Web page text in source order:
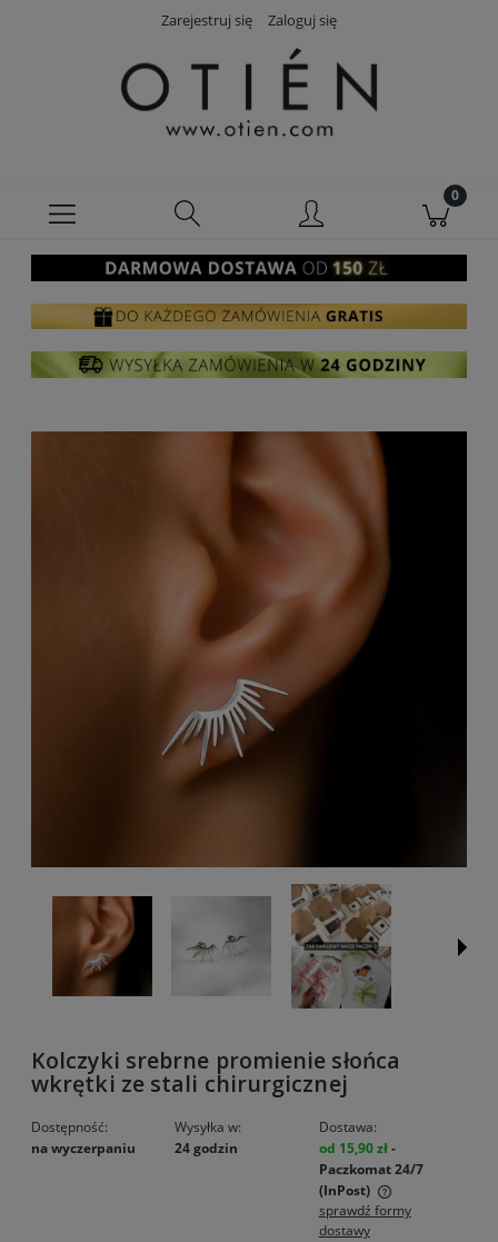
Zarejestruj się Zaloguj się
Kolczyki srebrne promienie słońca
wkrętki ze stali chirurgicznej
Dostępność:
na wyczerpaniu
Wysyłka w:
24 godzin
Dostawa:
od 15,90 zł-
Paczkomat 24/7
(InPost)
Cena nie zawiera ewentualnych kosztów płatności
sprawdź formy
dostawy